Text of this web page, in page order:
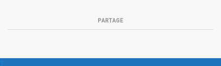
PARTAGE